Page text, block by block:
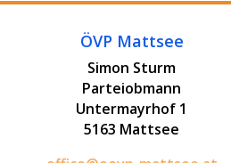
ÖVP Mattsee
Simon Sturm
Parteiobmann
Untermayrhof 1
5163 Mattsee